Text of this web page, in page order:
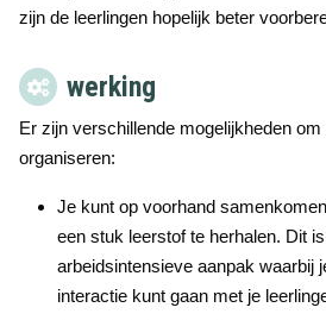
zijn de leerlingen hopelijk beter
werking
Er zijn verschillende mogelijkheden
organiseren:
Je kunt op voorhand
een stuk leerstof te herhalen. Dit
arbeidsintensieve aanpak waarbij
interactie kunt gaan met je